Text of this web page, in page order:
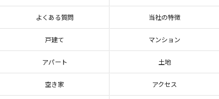
よくある質問 当社の特徴
戸建て マンション
アパート 土地
空き家 アクセス